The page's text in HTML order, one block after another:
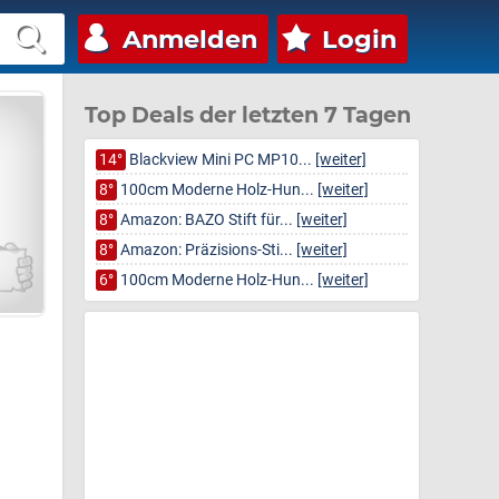
Anmelden Login
Top Deals der letzten 7 Tagen
14° Blackview Mini PC MP10... [weiter]
8° 100cm Moderne Holz-Hun... [weiter]
8° Amazon: BAZO Stift für... [weiter]
8° Amazon: Präzisions-Sti... [weiter]
6° 100cm Moderne Holz-Hun... [weiter]